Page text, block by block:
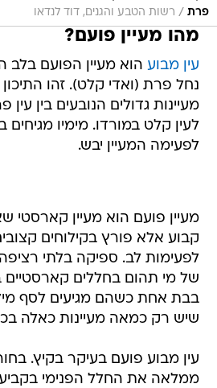
פרת / רשות הטבע והגנים, דוד לנדאו
מהו מעיין פועם?
עין מבוע הוא מעיין הפועם בלב
נחל פרת (ואדי קלט). זהו
מעיינות גדולים הנובעים בין
לעין קלט במורדו. מימיו מגיחים
לפעימה המעיין יבש.
מעיין פועם הוא מעיין קארסטי
קבוע אלא פורץ בקילוחים
לפעימות לב. ספיקה בלתי
של מי תהום בחללים קארסטיים
בבת אחת כשהם מגיעים לסף
שיש רק כמאה מעיינות כאלה
עין מבוע פועם בעיקר בקיץ.
ממלאה את החלל הפנימי